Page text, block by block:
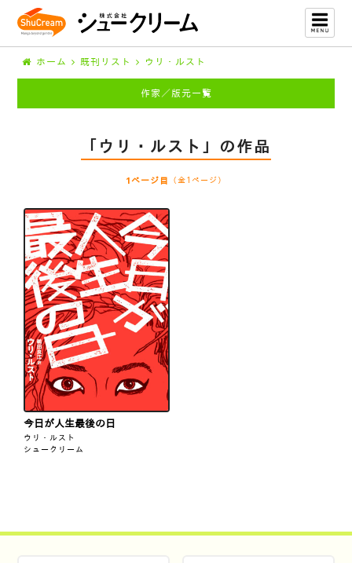
ホーム 既刊リスト ウリ・ルスト
作家／版元一覧
「ウリ・ルスト」の作品
1ページ目 （全1ページ）
今日が人生最後の日
ウリ・ルスト
シュークリーム